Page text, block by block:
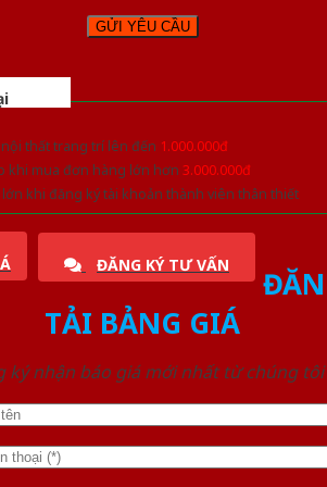
thất trang trí lên đến 1.000.000đ
khi mua đơn hàng lớn hơn 3.000.000đ
khi đăng ký tài khoản thành viên thân thiết
ĐĂNG KÝ TƯ VẤN
TẢI BẢNG GIÁ
ký nhận báo giá mới nhất từ chúng tôi